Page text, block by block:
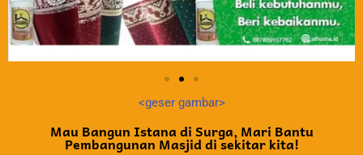
<geser gambar>
Mau Bangun Istana di Surga, Mari Bantu
Pembangunan Masjid di sekitar kita!